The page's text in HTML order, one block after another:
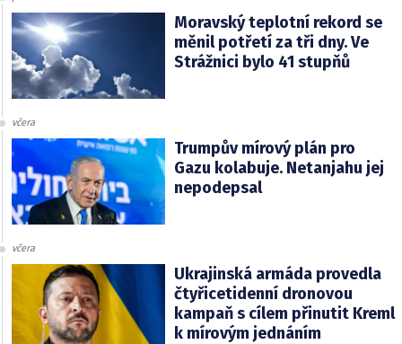
Moravský teplotní rekord se
měnil potřetí za tři dny. Ve
Strážnici bylo 41 stupňů
včera
Trumpův mírový plán pro
Gazu kolabuje. Netanjahu jej
nepodepsal
včera
Ukrajinská armáda provedla
čtyřicetidenní dronovou
kampaň s cílem přinutit Kreml
k mírovým jednáním